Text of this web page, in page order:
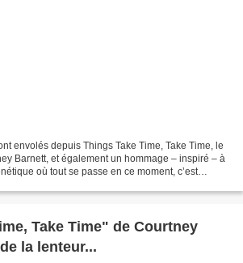
envolés depuis Things Take Time, Take Time, le
Barnett, et également un hommage – inspiré – à
où tout se passe en ce moment, c’est
Take Time" de Courtney
la lenteur...